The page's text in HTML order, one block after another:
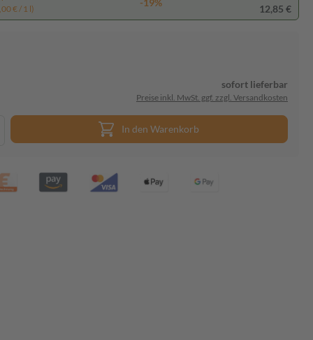
€ / 1 l)
-19%
12,85 €
sofort lieferbar
Preise inkl. MwSt. ggf. zzgl. Versandkosten
In den Warenkorb